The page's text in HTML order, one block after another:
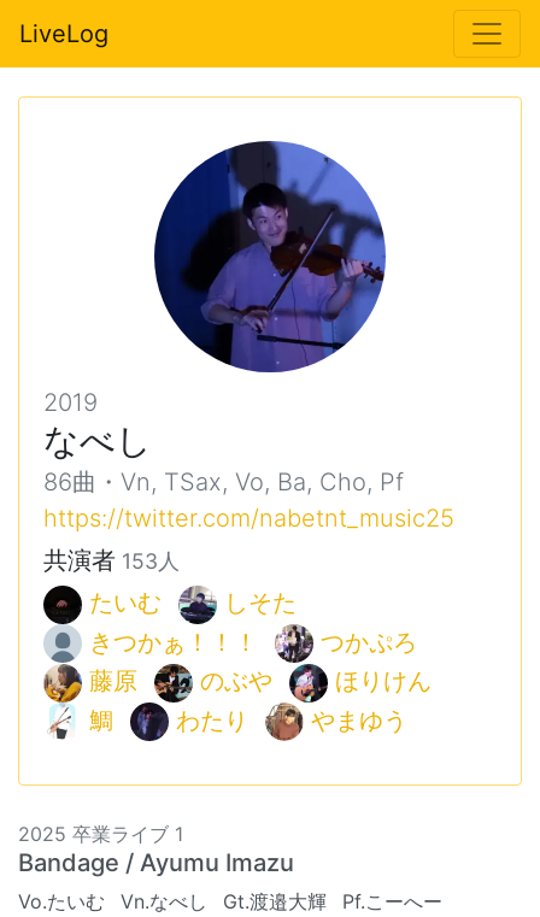
LiveLog
2019
なべし
86曲・Vn, TSax, Vo, Ba, Cho, Pf
https://twitter.com/nabetnt_music25
共演者 153人
たいむ
しそた
きつかぁ！！！
つかぷろ
藤原
のぶや
ほりけん
鯛
わたり やまゆう
2025 卒業ライブ 1
Bandage / Ayumu Imazu
Vo.たいむ Vn.なべし Gt.渡邉大輝
Pf.こーへー